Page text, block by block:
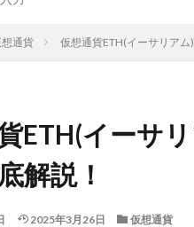
通貨 仮想通貨ETH(イーサリア
ETH(イーサ
解説！
2025年3月26日 仮想通貨